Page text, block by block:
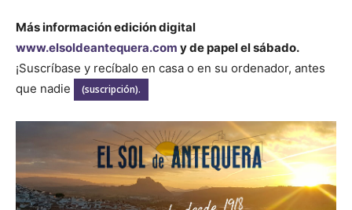
Más información edición digital
www.elsoldeantequera.com y de papel el sábado.
¡Suscríbase y recíbalo en casa o en su ordenador, antes
que nadie
(suscripción).